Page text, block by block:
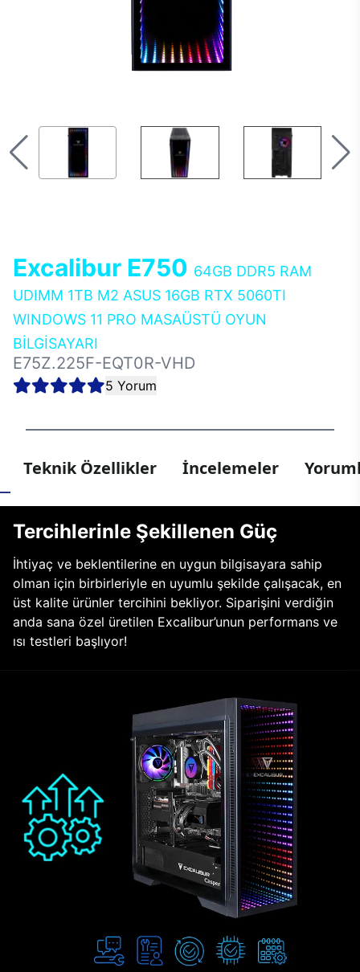
Excalibur E750 64GB DDR5 RAM
UDIMM 1TB M2 ASUS 16GB RTX 5060TI
WINDOWS 11 PRO MASAÜSTÜ OYUN
BİLGİSAYARI
E75Z.225F-EQT0R-VHD
5 Yorum
Teknik Özellikler İncelemeler
Tercihlerinle Şekillenen Güç
İhtiyaç ve beklentilerine en uygun bilgisayara sahip
olman için birbirleriyle en uyumlu şekilde çalışacak, en
üst kalite ürünler tercihini bekliyor. Siparişini verdiğin
anda sana özel üretilen Excalibur’unun performans ve
ısı testleri başlıyor!